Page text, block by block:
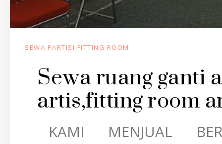
SEWA PARTISI FITTING ROOM
Sewa ruang ganti
artis,fitting room
KAMI MENJUAL